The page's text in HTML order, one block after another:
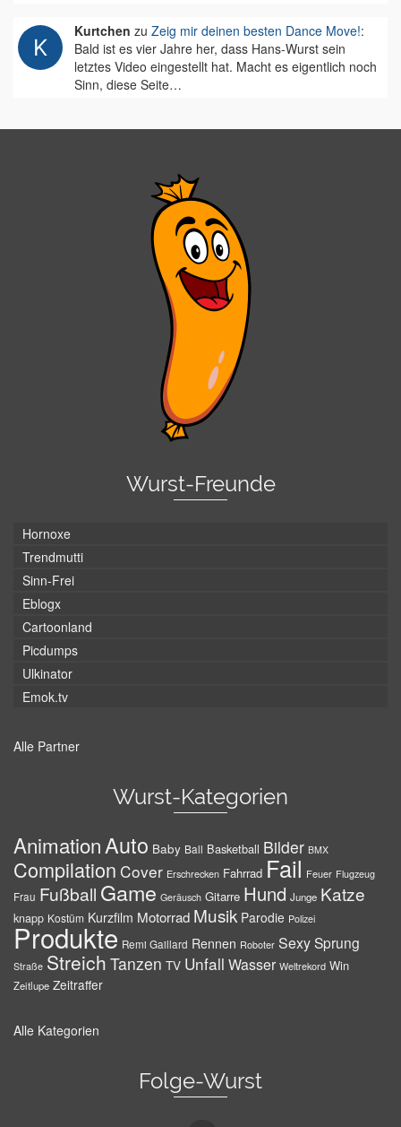
Kurtchen zu Zeig mir deinen besten Dance Move!:
Bald ist es vier Jahre her, dass Hans-Wurst sein
letztes Video eingestellt hat. Macht es eigentlich noch
Sinn, diese Seite…
Wurst-Freunde
Hornoxe
Trendmutti
Sinn-Frei
Eblogx
Cartoonland
Picdumps
Ulkinator
Emok.tv
Alle Partner
Wurst-Kategorien
AnimationAuto Baby Ball Basketball Bilder BMX
Compilation Cover Erschrecken Fahrrad Fail Feuer Flugzeug
Frau Fußball Game Geräusch Gitarre Hund Junge Katze
knapp Kostüm Kurzfilm Motorrad Musik Parodie Polizei
Produkte Remi Gaillard Rennen Roboter SexySprung
Straße Streich Tanzen TV Unfall Wasser Weltrekord Win
Zeitlupe Zeitraffer
Alle Kategorien
Folge-Wurst